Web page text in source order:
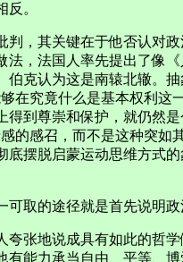
。
，其关键在于他否认对政
法，法国人率先提出了像
伯克认为这是南辕北辙。
在究竟什么是基本权利这
得到尊崇和保护，就仍然
的感召，而不是这种突如
底摆脱启蒙运动思维方式
取的途径就是首先说明政
张地说成具有如此的哲学
有能力承当自由、平等、